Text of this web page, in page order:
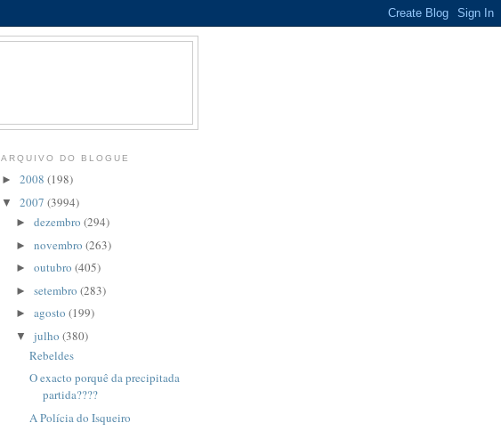
ARQUIVO DO BLOGUE
► 2008 (198)
▼ 2007 (3994)
► dezembro (294)
► novembro (263)
► outubro (405)
► setembro (283)
► agosto (199)
▼ julho (380)
Rebeldes
O exacto porquê da precipitada
partida????
A Polícia do Isqueiro